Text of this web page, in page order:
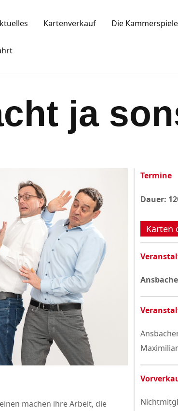
Kartenverkauf Die Kammerspiele
ja
& Anfahrt
machen ihre Arbeit, die
Termine
Dauer:
Karten